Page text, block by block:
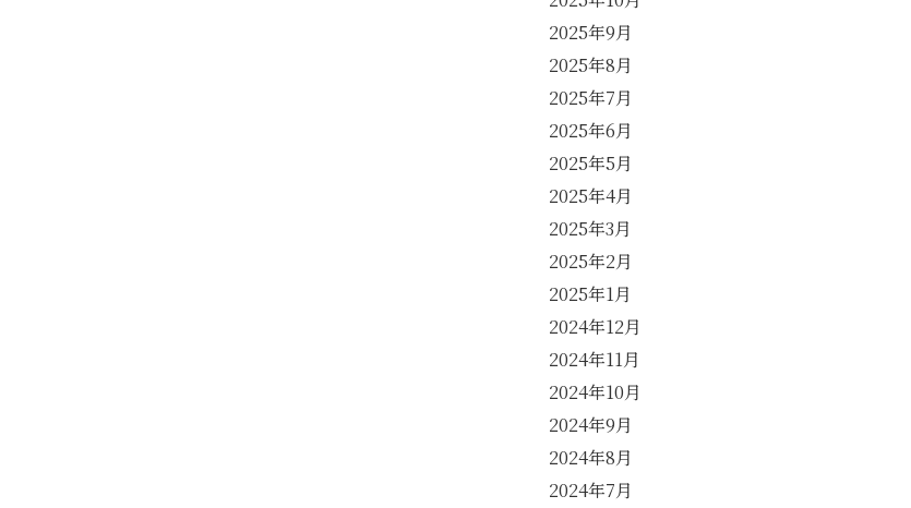
2025年9月
2025年8月
2025年7月
2025年6月
2025年5月
2025年4月
2025年3月
2025年2月
2025年1月
2024年12月
2024年11月
2024年10月
2024年9月
2024年8月
2024年7月